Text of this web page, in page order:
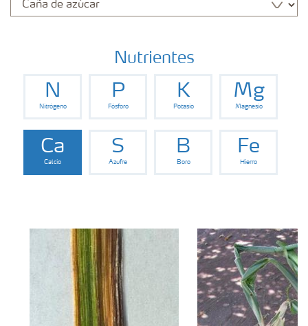
Portafolio de Agricultura Digital
Almacenaje y manejo de fertilizantes
Cultivos
Red de Distribuidores Ecuador
Nutrientes
N
Nitrógeno
P
Fósforo
K
Potasio
Mg
Magnesio
Ca
Calcio
S
Azufre
B
Boro
Fe
Hierro